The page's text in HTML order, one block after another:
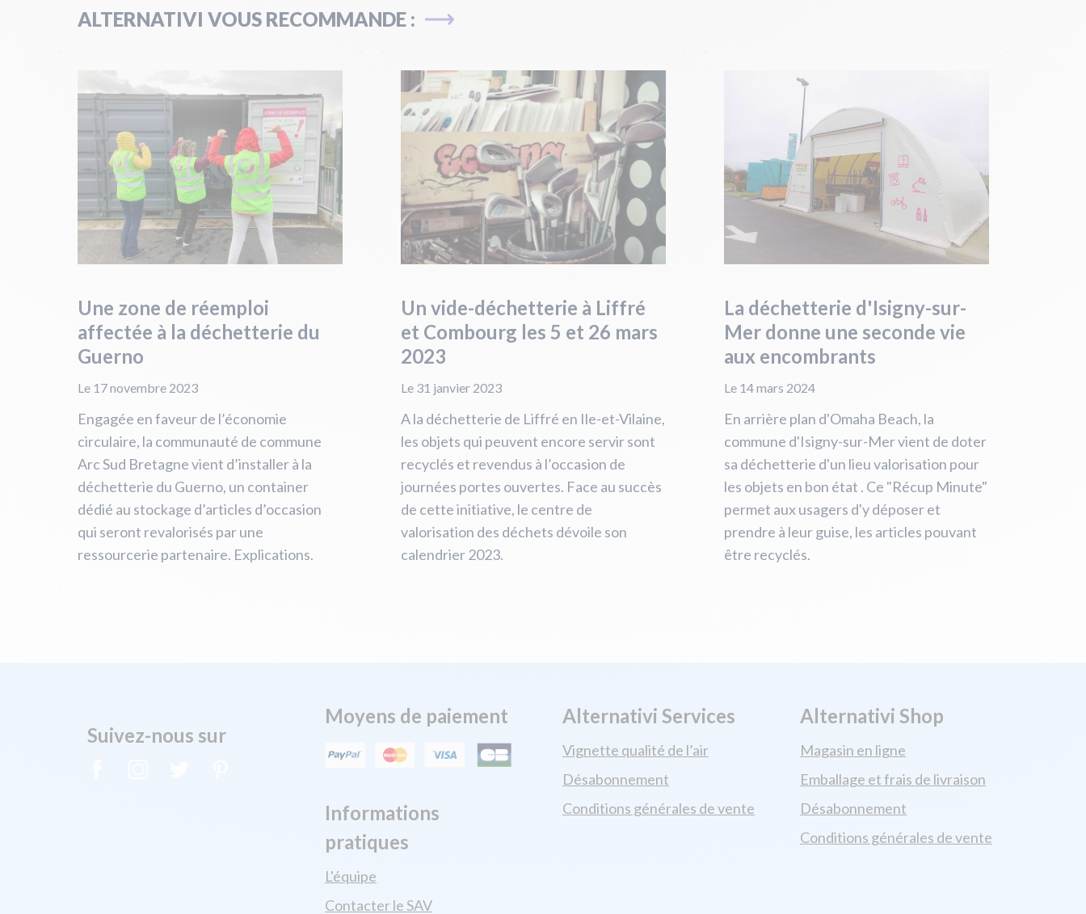
ALTERNATIVI VOUS RECOMMANDE :
Une zone de réemploi
affectée à la déchetterie du
Guerno
Le 17 novembre 2023
Engagée en faveur de l’économie
circulaire, la communauté de commune
Arc Sud Bretagne vient d’installer à la
déchetterie du Guerno, un container
dédié au stockage d’articles d’occasion
qui seront revalorisés par une
ressourcerie partenaire. Explications.
Un vide-déchetterie à Liffré
et Combourg les 5 et 26 mars
2023
Le 31 janvier 2023
A la déchetterie de Liffré en Ile-et-Vilaine,
les objets qui peuvent encore servir sont
recyclés et revendus à l’occasion de
journées portes ouvertes. Face au succès
de cette initiative, le centre de
valorisation des déchets dévoile son
calendrier 2023.
La déchetterie d'Isigny-sur-
Mer donne une seconde vie
aux encombrants
Le 14 mars 2024
En arrière plan d'Omaha Beach, la
commune d'Isigny-sur-Mer vient de doter
sa déchetterie d'un lieu valorisation pour
les objets en bon état . Ce "Récup Minute"
permet aux usagers d'y déposer et
prendre à leur guise, les articles pouvant
être recyclés.
Suivez-nous sur
Moyens de paiement
Informations
pratiques
L'équipe
Contacter le SAV
Alternativi Services
Vignette qualité de l’air
Désabonnement
Conditions générales de vente
Alternativi Shop
Magasin en ligne
Emballage et frais de livraison
Désabonnement
Conditions générales de vente